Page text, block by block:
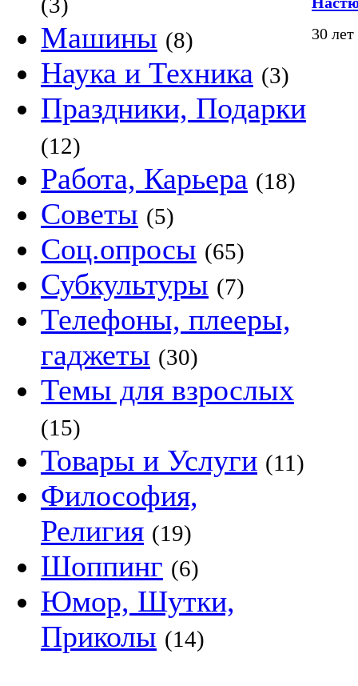
Машины (8)
Наука и Техника (3)
Праздники, Подарки
(12)
Работа, Карьера (18)
Советы (5)
Соц.опросы (65)
Субкультуры (7)
Телефоны, плееры,
гаджеты (30)
Темы для взрослых
(15)
Товары и Услуги (11)
Философия,
Религия (19)
Шоппинг (6)
Юмор, Шутки,
Приколы (14)
30 лет